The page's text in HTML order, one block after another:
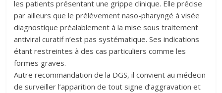
les patients présentant une grippe clinique. Elle précise
par ailleurs que le prélèvement naso-pharyngé à visée
diagnostique préalablement à la mise sous traitement
antiviral curatif n’est pas systématique. Ses indications
étant restreintes à des cas particuliers comme les
formes graves.
Autre recommandation de la DGS, il convient au médecin
de surveiller l’apparition de tout signe d’aggravation et